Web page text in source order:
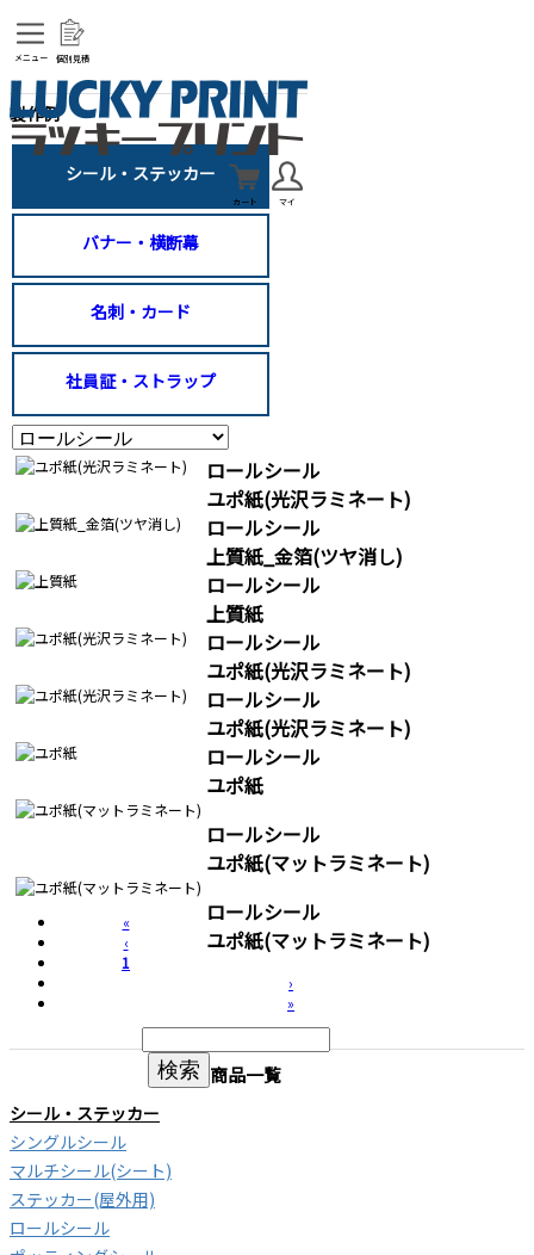
メニュー 個別見積
マイ
カート
製作例
シール・ステッカー
バナー・横断幕
名刺・カード
社員証・ストラップ
ロールシール
ユポ紙(光沢ラミネート)
ロールシール
上質紙_金箔(ツヤ消し)
ロールシール
上質紙
ロールシール
ユポ紙(光沢ラミネート)
ロールシール
ユポ紙(光沢ラミネート)
ロールシール
ユポ紙
ロールシール
ユポ紙(マットラミネート)
ロールシール
ユポ紙(マットラミネート)
«
‹
1
›
»
検索 商品一覧
シール・ステッカー
シングルシール
マルチシール(シート)
ステッカー(屋外用)
ロールシール